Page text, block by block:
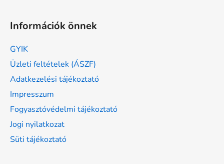
Információk önnek
GYIK
Üzleti feltételek (ÁSZF)
Adatkezelési tájékoztató
Impresszum
Fogyasztóvédelmi tájékoztató
Jogi nyilatkozat
Süti tájékoztató